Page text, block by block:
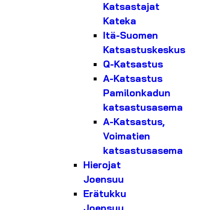
Katsastajat
Kateka
Itä-Suomen
Katsastuskeskus
Q-Katsastus
A-Katsastus
Pamilonkadun
katsastusasema
A-Katsastus,
Voimatien
katsastusasema
Hierojat
Joensuu
Erätukku